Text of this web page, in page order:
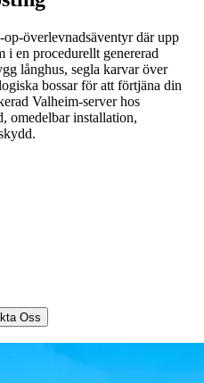
överlevnadsäventyr där upp
i en procedurellt genererad
långhus, segla karvar över
bossar för att förtjäna din
Valheim-server hos
omedelbar installation,
Oss